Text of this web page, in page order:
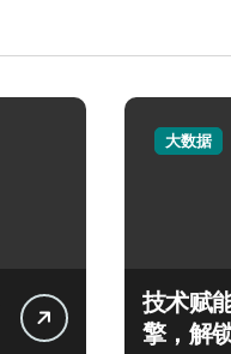
大数据
技术赋
擎，解